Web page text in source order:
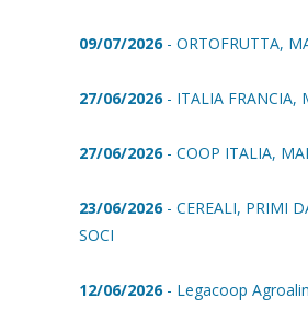
09/07/2026- ORTOFRUTTA,
27/06/2026- ITALIA FRANCIA,
27/06/2026- COOP ITALIA,
23/06/2026- CEREALI, PRIMI
SOCI
12/06/2026- Legacoop